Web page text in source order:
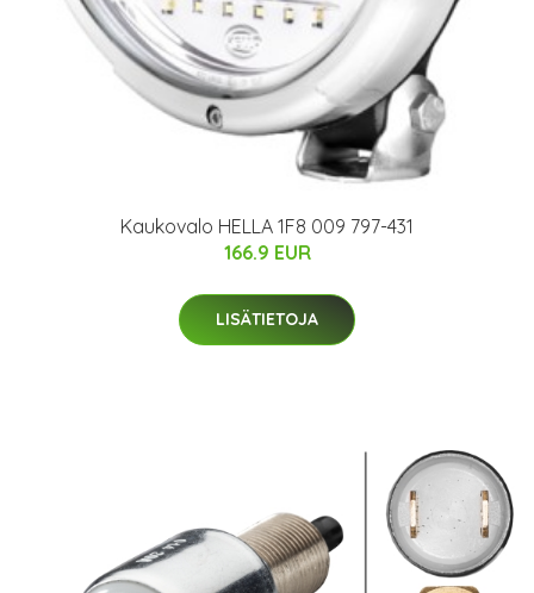
Kaukovalo HELLA 1F8 009 797-431
166.9 EUR
LISÄTIETOJA